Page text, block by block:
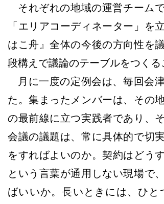
それぞれの地域の運営チーム
「エリアコーディネーター」を
はこ舟』全体の今後の方向性を
段構えで議論のテーブルをつくる
月に一度の定例会は、毎回会
た。集まったメンバーは、その
の最前線に立つ実践者であり、
会議の議題は、常に具体的で切
をすればよいのか。契約はどう
という言葉が通用しない現場で
ばいいか。長いときには、ひ